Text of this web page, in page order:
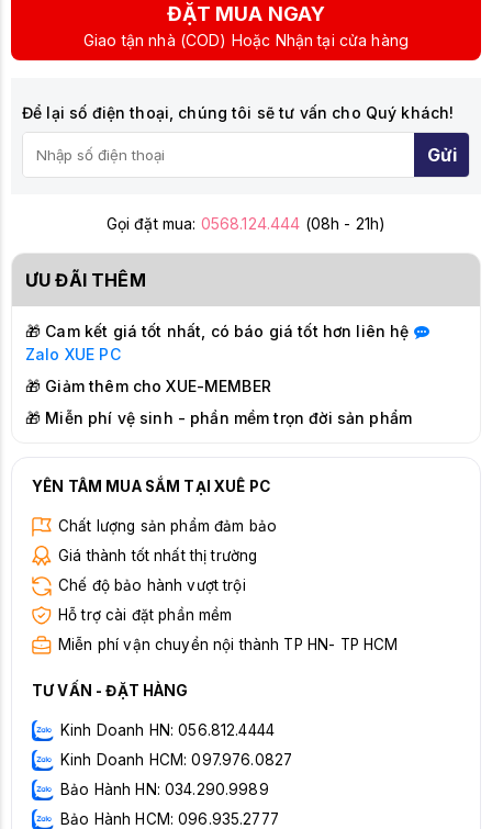
ĐẶT MUA NGAY
Giao tận nhà (COD) Hoặc Nhận tại cửa hàng
Để lại số điện thoại, chúng tôi sẽ tư vấn cho Quý khách!
Gửi
Gọi đặt mua: 0568.124.444 (08h - 21h)
ƯU ĐÃI THÊM
🎁 Cam kết giá tốt nhất, có báo giá tốt hơn liên hệ
Zalo XUE PC
🎁 Giảm thêm cho XUE-MEMBER
🎁 Miễn phí vệ sinh - phần mềm trọn đời sản phẩm
YÊN TÂM MUA SẮM TẠI XUÊ PC
Chất lượng sản phẩm đảm bảo
Giá thành tốt nhất thị trường
Chế độ bảo hành vượt trội
Hỗ trợ cài đặt phần mềm
Miễn phí vận chuyển nội thành TP HN- TP HCM
TƯ VẤN - ĐẶT HÀNG
Kinh Doanh HN: 056.812.4444
Kinh Doanh HCM: 097.976.0827
Bảo Hành HN: 034.290.9989
Bảo Hành HCM: 096.935.2777